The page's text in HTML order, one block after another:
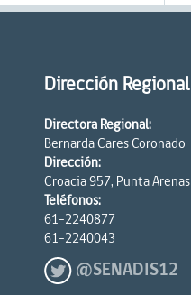
Dirección Regional
Directora Regional:
Bernarda Cares Coronado
Dirección:
Croacia 957, Punta Arenas
Teléfonos:
61-2240877
61-2240043
@SENADIS12